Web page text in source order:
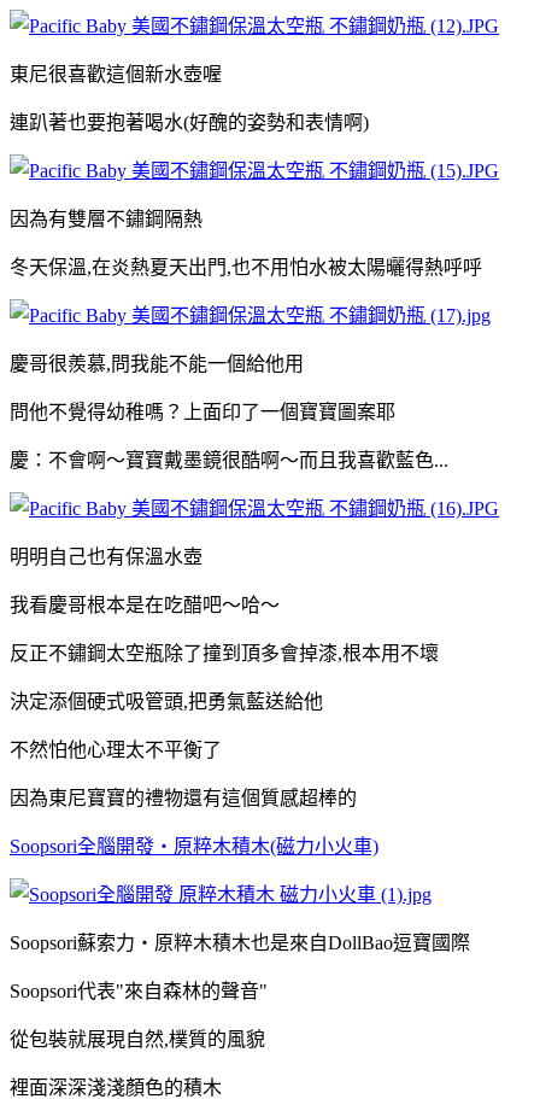
東尼很喜歡這個新水壺喔
連趴著也要抱著喝水(好醜的姿勢和表情啊)
因為有雙層不鏽鋼隔熱
冬天保溫,在炎熱夏天出門,也不用怕水被太陽曬得熱呼呼
慶哥很羨慕,問我能不能一個給他用
問他不覺得幼稚嗎？上面印了一個寶寶圖案耶
慶：不會啊～寶寶戴墨鏡很酷啊～而且我喜歡藍色...
明明自己也有保溫水壺
我看慶哥根本是在吃醋吧～哈～
反正不鏽鋼太空瓶除了撞到頂多會掉漆,根本用不壞
決定添個硬式吸管頭,把勇氣藍送給他
不然怕他心理太不平衡了
因為東尼寶寶的禮物還有這個質感超棒的
Soopsori全腦開發‧原粹木積木(磁力小火車)
Soopsori蘇索力 ‧ 原粹木積木也是來自DollBao逗寶國際
Soopsori代表"來自森林的聲音"
從包裝就展現自然,樸質的風貌
裡面深深淺淺顏色的積木